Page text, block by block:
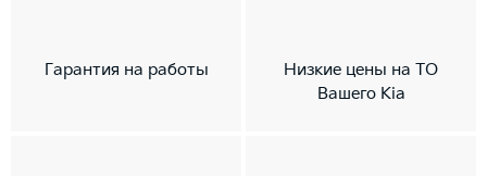
Гарантия на работы
Низкие цены на ТО
Вашего Kia